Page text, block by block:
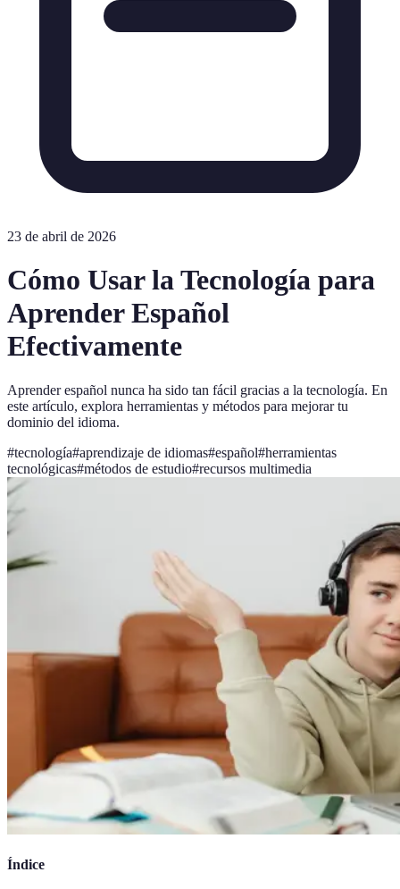
23 de abril de 2026
Cómo Usar la Tecnología para
Aprender Español
Efectivamente
Aprender español nunca ha sido tan fácil gracias a la tecnología. En
este artículo, explora herramientas y métodos para mejorar tu
dominio del idioma.
#tecnología#aprendizaje de idiomas#español#herramientas
tecnológicas#métodos de estudio#recursos multimedia
Índice